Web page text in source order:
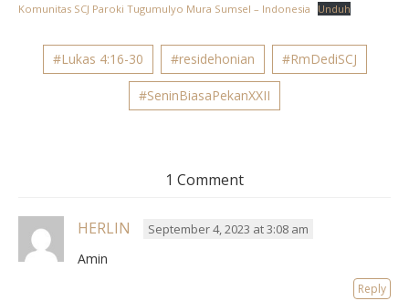
Komunitas SCJ Paroki Tugumulyo Mura Sumsel – Indonesia
Unduh
#Lukas 4:16-30 #residehonian #RmDediSCJ
#SeninBiasaPekanXXII
1 Comment
HERLIN September 4, 2023 at 3:08 am
Amin
Reply